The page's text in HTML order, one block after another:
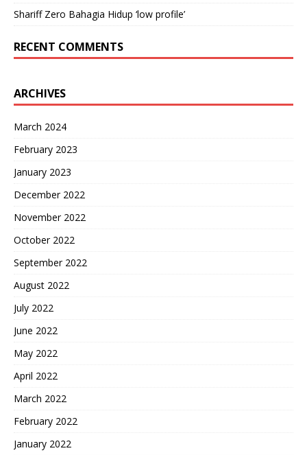
Shariff Zero Bahagia Hidup ‘low profile’
RECENT COMMENTS
ARCHIVES
March 2024
February 2023
January 2023
December 2022
November 2022
October 2022
September 2022
August 2022
July 2022
June 2022
May 2022
April 2022
March 2022
February 2022
January 2022